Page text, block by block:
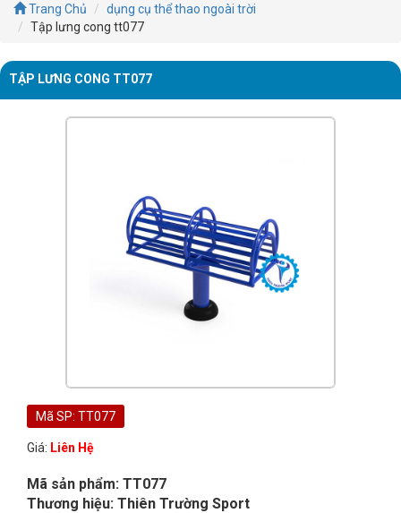
Trang Chủ
dụng cụ thể thao ngoài trời
Tập lưng cong tt077
TẬP LƯNG CONG TT077
Mã SP: TT077
Giá: Liên Hệ
Mã sản phẩm: TT077
Thương hiệu: Thiên Trường Sport